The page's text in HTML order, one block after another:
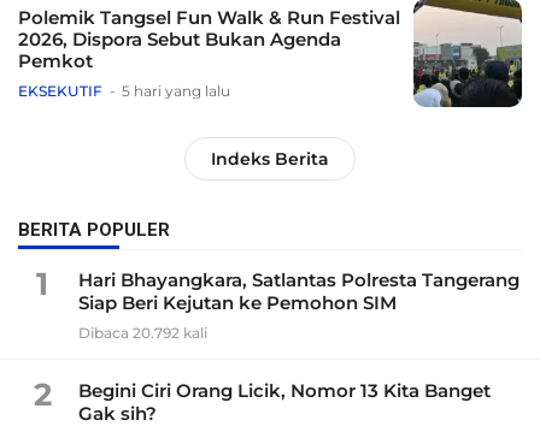
Polemik Tangsel Fun Walk & Run Festival
2026, Dispora Sebut Bukan Agenda
Pemkot
EKSEKUTIF 5 hari yang lalu
Indeks Berita
BERITA POPULER
1
Hari Bhayangkara, Satlantas Polresta Tangerang
Siap Beri Kejutan ke Pemohon SIM
Dibaca 20.792 kali
2
Begini Ciri Orang Licik, Nomor 13 Kita Banget
Gak sih?